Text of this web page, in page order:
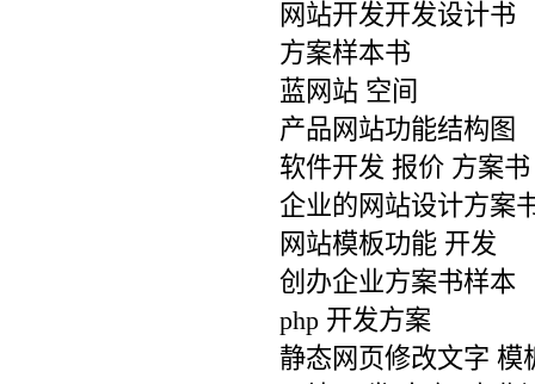
网站开发开发设计书
方案样本书
蓝网站 空间
产品网站功能结构图
软件开发 报价 方案书
企业的网站设计方案
网站模板功能 开发
创办企业方案书样本
php 开发方案
静态网页修改文字 模